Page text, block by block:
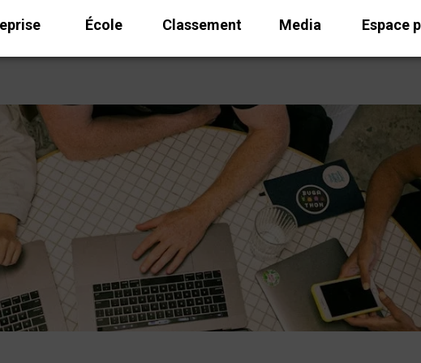
École Classement Media Espace